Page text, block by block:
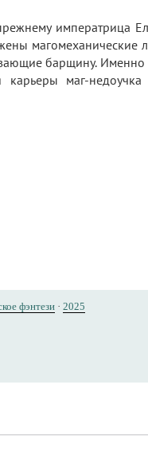
императрица
магомеханические
барщину. Именно
маг-недоучка
фэнтези · 2025